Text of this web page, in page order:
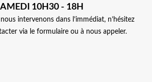
10H30 - 18H
nous intervenons dans l’immédiat, n’hésitez
via le formulaire ou à nous appeler.